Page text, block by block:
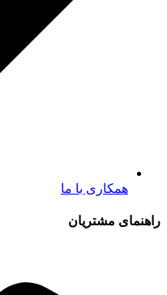
همکاری با ما
راهنمای مشتریان